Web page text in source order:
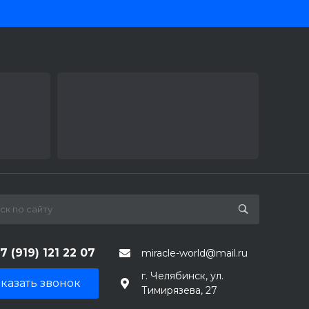
(919) 121 22 07 miracle-world@mail.ru
звонок
г. Челябинск, ул.
Тимирязева, 27